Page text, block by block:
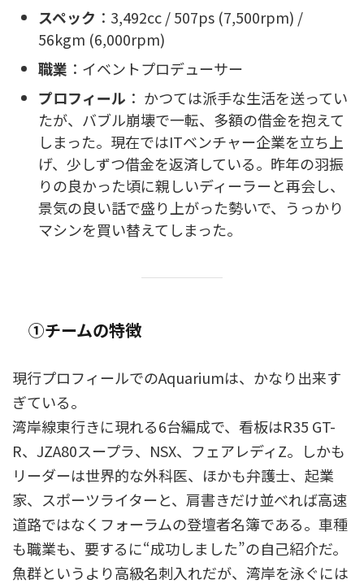
スペック ：3,492cc / 507ps (7,500rpm) /
56kgm (6,000rpm)
職業 ：イベントプロデューサー
プロフィール ： かつては派手な生活を送ってい
たが、バブル崩壊で一転、多額の借金を抱えて
しまった。現在ではITベンチャー企業を立ち上
げ、少しずつ借金を返済している。昨年の羽振
りの良かった頃に親しいディーラーと再会し、
景気の良い話で盛り上がった勢いで、うっかり
マシンを買い替えてしまった。
①チームの特徴
現行プロフィールでのAquariumは、かなり出来す
ぎている。
湾岸線東行きに現れる6台編成で、看板はR35 GT-
R、JZA80スープラ、NSX、フェアレディZ。しかも
リーダーは世界的な外科医、ほかも弁護士、起業
家、スポーツライターと、肩書きだけ並べれば高速
道路ではなくフォーラムの登壇者名簿である。車種
も職業も、要するに“成功しました”の自己紹介だ。
魚群というより高級名刺入れだが、湾岸を泳ぐには